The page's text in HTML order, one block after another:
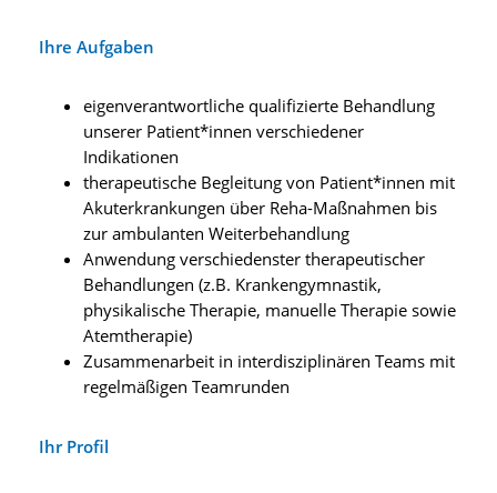
Ihre Aufgaben
eigenverantwortliche qualifizierte Behandlung
unserer Patient*innen verschiedener
Indikationen
therapeutische Begleitung von Patient*innen mit
Akuterkrankungen über Reha-Maßnahmen bis
zur ambulanten Weiterbehandlung
Anwendung verschiedenster therapeutischer
Behandlungen (z.B. Krankengymnastik,
physikalische Therapie, manuelle Therapie sowie
Atemtherapie)
Zusammenarbeit in interdisziplinären Teams mit
regelmäßigen Teamrunden
Ihr Profil